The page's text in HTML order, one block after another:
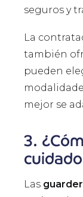
seguros y
La
también
pueden
mejor se
3.
Las